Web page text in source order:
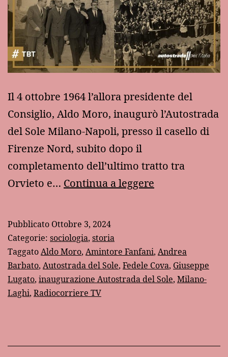
Il 4 ottobre 1964 l’allora presidente del
Consiglio, Aldo Moro, inaugurò l’Autostrada
del Sole Milano-Napoli, presso il casello di
Firenze Nord, subito dopo il
completamento dell’ultimo tratto tra
Orvieto e… Continua a leggere
dell’Autostrada
del
Sole
Pubblicato Ottobre 3, 2024
Categorie: sociologia, storia
TaggatoAldo Moro, Amintore Fanfani, Andrea
Barbato, Autostrada del Sole, Fedele Cova, Giuseppe
Lugato, inaugurazione Autostrada del Sole, Milano-
Laghi, Radiocorriere TV